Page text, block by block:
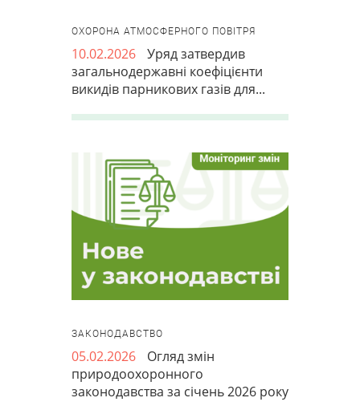
ОХОРОНА АТМОСФЕРНОГО ПОВІТРЯ
10.02.2026
Уряд затвердив
загальнодержавні коефіцієнти
викидів парникових газів для...
ЗАКОНОДАВСТВО
05.02.2026
Огляд змін
природоохоронного
законодавства за січень 2026 року